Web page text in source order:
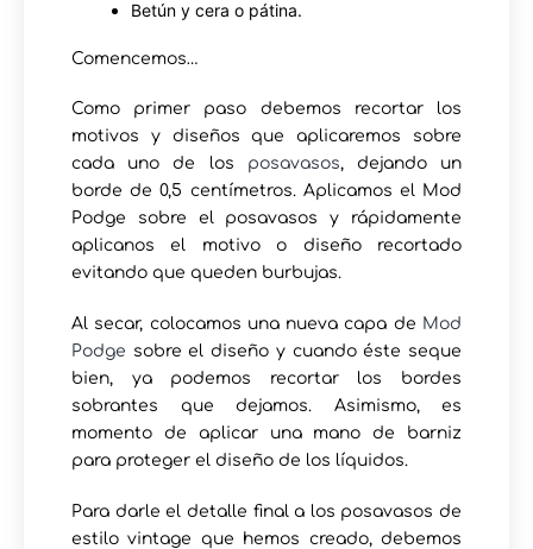
Betún y cera o pátina.
Comencemos…
Como primer paso debemos recortar los
motivos y diseños que aplicaremos sobre
cada uno de los posavasos, dejando un
borde de 0,5 centímetros. Aplicamos el Mod
Podge sobre el posavasos y rápidamente
aplicanos el motivo o diseño recortado
evitando que queden burbujas.
Al secar, colocamos una nueva capa de Mod
Podge sobre el diseño y cuando éste seque
bien, ya podemos recortar los bordes
sobrantes que dejamos. Asimismo, es
momento de aplicar una mano de barniz
para proteger el diseño de los líquidos.
Para darle el detalle final a los posavasos de
estilo vintage que hemos creado, debemos